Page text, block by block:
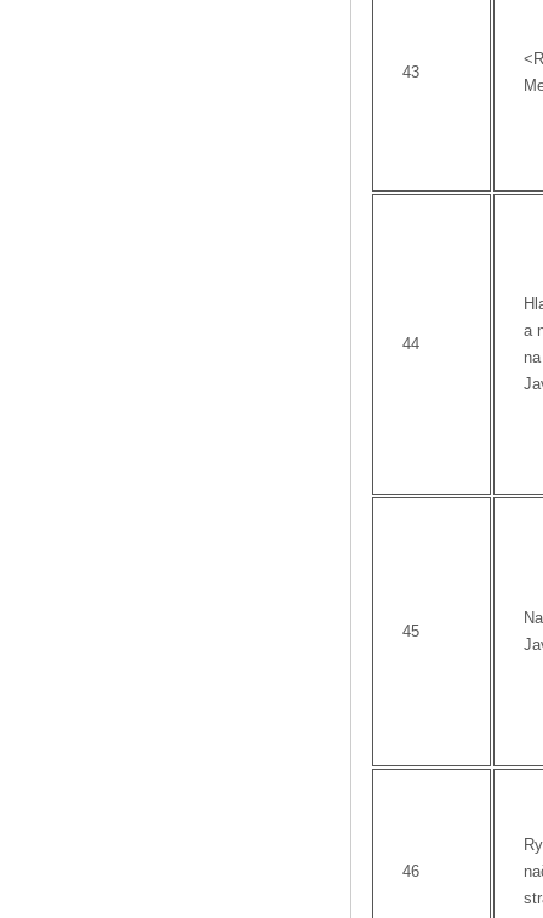
43
44
a
na
45
46